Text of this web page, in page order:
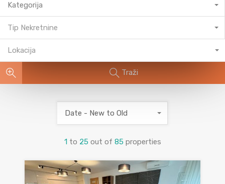
Kategorija
Tip Nekretnine
Lokacija
Traži
1 to 25 out of 85 properties
Date - New to Old